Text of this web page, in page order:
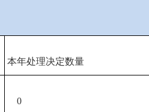
本年处理决定数量
0